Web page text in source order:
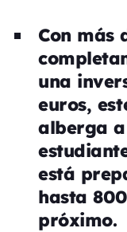
Con más
una
euros,
alberga
está
hasta
próximo.